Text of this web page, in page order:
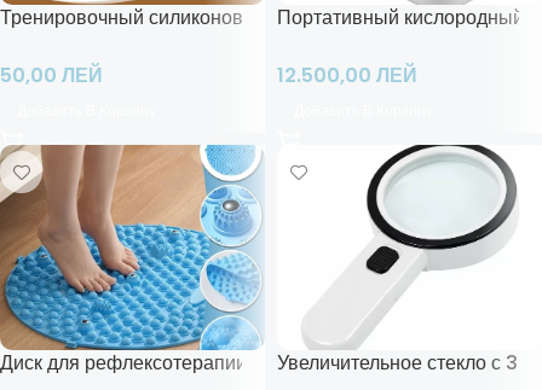
Тренировочный силиконовый мяч
50,00 ЛЕЙ
Портативный кислородный
12.500,00 ЛЕЙ
Диск для рефлексотерапии стопУвеличительное стекло с